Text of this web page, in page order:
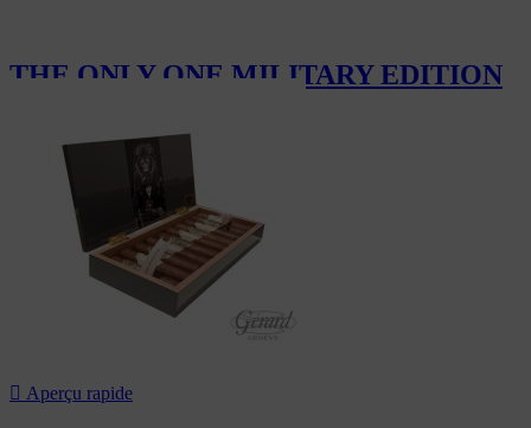
THE ONLY ONE MILITARY EDITION
 Aperçu rapide